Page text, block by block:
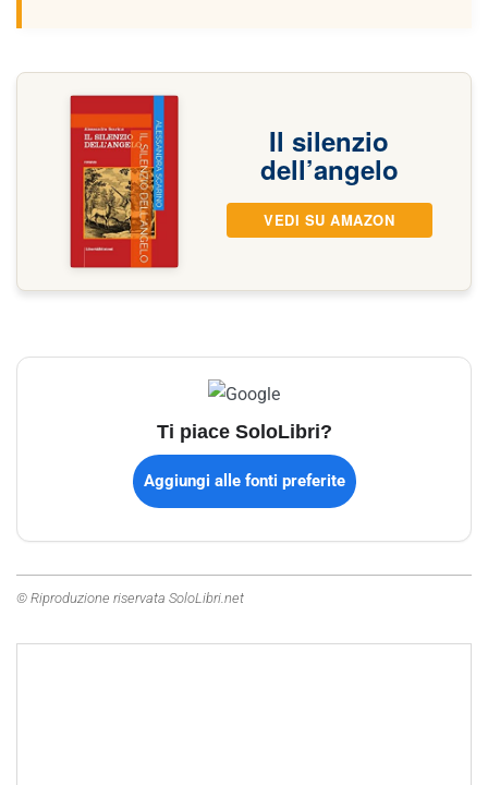
Il silenzio
dell’angelo
VEDI SU AMAZON
Ti piace SoloLibri?
Aggiungi alle fonti preferite
© Riproduzione riservata SoloLibri.net